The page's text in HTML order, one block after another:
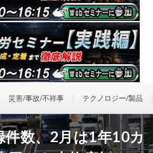
災害/事故/不祥事 テクノロジー/製品
数、2月は1年10カ